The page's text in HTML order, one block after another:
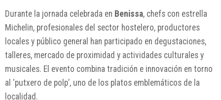
Durante la jornada celebrada en Benissa, chefs con estrella
Michelin, profesionales del sector hostelero, productores
locales y público general han participado en degustaciones,
talleres, mercado de proximidad y actividades culturales y
musicales. El evento combina tradición e innovación en torno
al ‘putxero de polp’, uno de los platos emblemáticos de la
localidad.